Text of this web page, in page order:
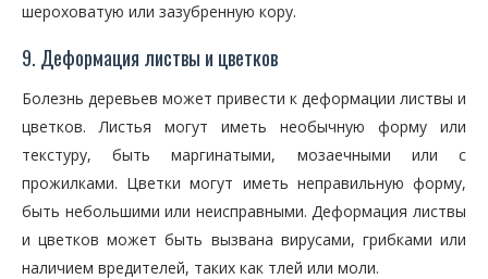
шероховатую или зазубренную кору.
9. Деформация листвы и цветков
Болезнь деревьев может привести к деформации листвы и
цветков. Листья могут иметь необычную форму или
текстуру, быть маргинатыми, мозаечными или с
прожилками. Цветки могут иметь неправильную форму,
быть небольшими или неисправными. Деформация листвы
и цветков может быть вызвана вирусами, грибками или
наличием вредителей, таких как тлей или моли.